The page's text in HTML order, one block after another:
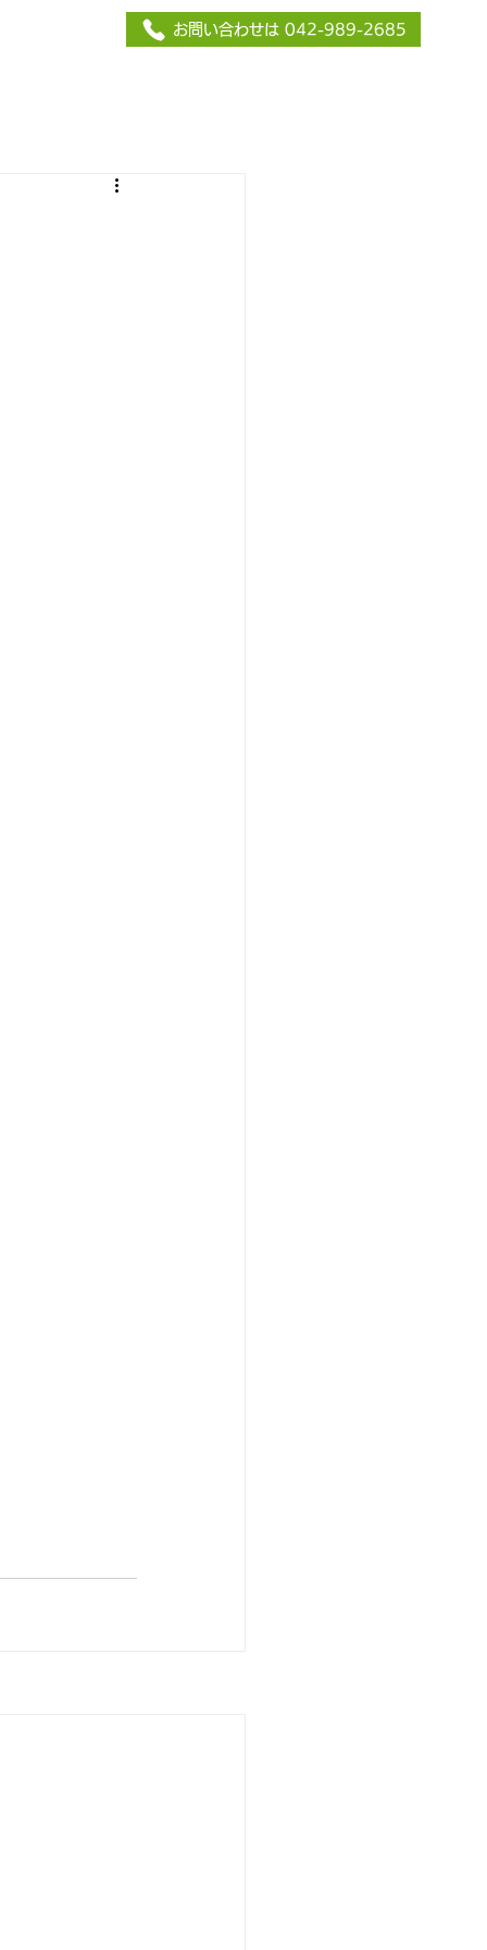
お問い合わせは 042-989-2685